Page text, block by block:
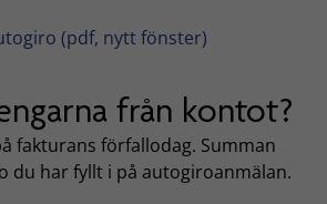
(pdf, nytt fönster)
från kontot?
fakturans förfallodag. Summan
du har fyllt i på autogiroanmälan.